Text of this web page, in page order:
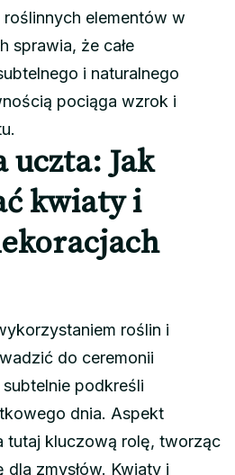
elementów w
sprawia, że całe
i naturalnego
pociąga wzrok i
uczta: Jak
kwiaty i
roślin i
do ceremonii
podkreśli
dnia. Aspekt
tutaj kluczową rolę, tworząc
zmysłów. Kwiaty i